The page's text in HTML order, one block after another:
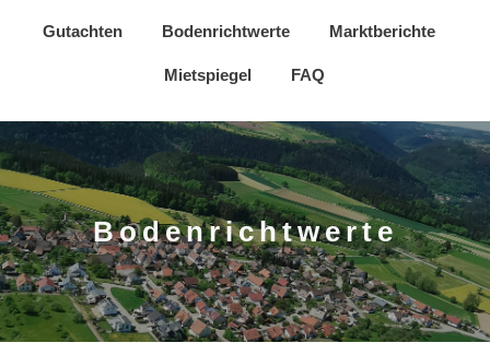
Gutachten Bodenrichtwerte Marktberichte
Mietspiegel FAQ
Bodenrichtwerte